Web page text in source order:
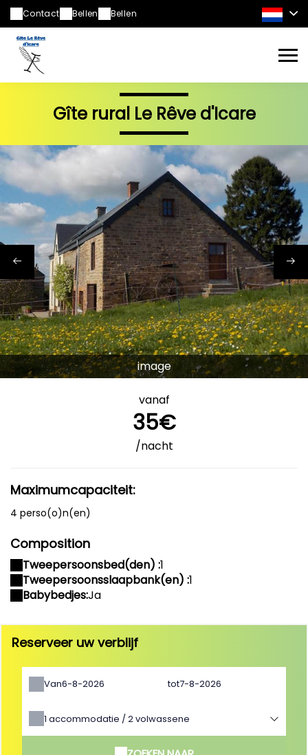
Contact Bellen Bellen
Gîte rural Le Rêve d'Icare
image
vanaf
35€
/nacht
Maximumcapaciteit:
4 perso(o)n(en)
Composition
Tweepersoonsbed(den) :1
Tweepersoonsslaapbank(en) :1
Babybedjes:Ja
Reserveer uw verblijf
Van tot
1 accommodatie /2volwassene